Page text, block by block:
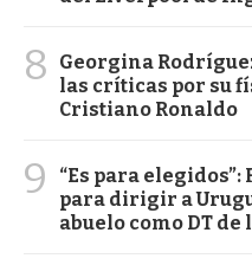
8
Georgina
las críticas por su
Cristiano Ronaldo
9
“Es para
para dirigir a
abuelo como DT de